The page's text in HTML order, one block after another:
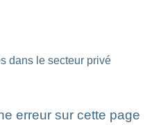
dans le secteur privé
erreur sur cette page